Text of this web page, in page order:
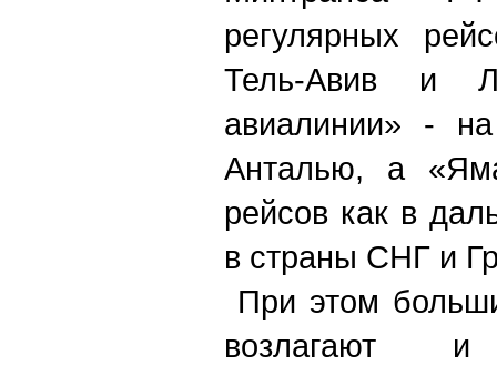
регулярных
Тель-Авив и
авиалинии» -
Анталью, а
рейсов как в
в страны СНГ и
При этом
возлагают